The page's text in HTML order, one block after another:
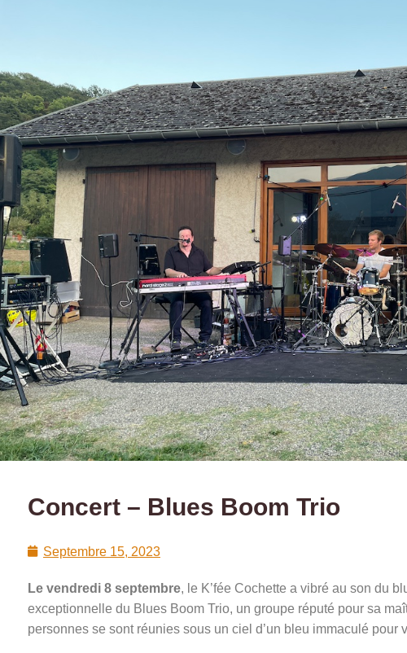
Concert – Blues Boom Trio​
Septembre 15, 2023
Le vendredi 8 septembre, le K’fée Cochette a vibré au son du
exceptionnelle du Blues Boom Trio, un groupe réputé pour sa
personnes se sont réunies sous un ciel d’un bleu immaculé pour